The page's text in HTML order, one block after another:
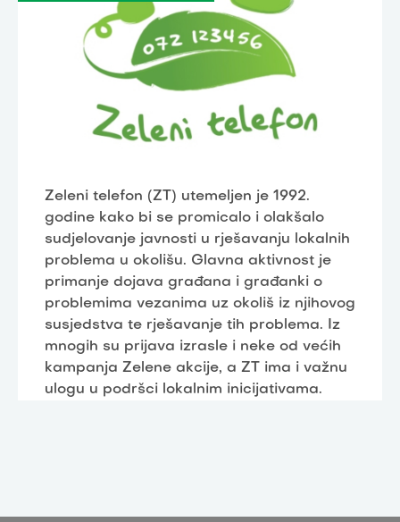
Zeleni telefon (ZT) utemeljen je 1992.
godine kako bi se promicalo i olakšalo
sudjelovanje javnosti u rješavanju lokalnih
problema u okolišu. Glavna aktivnost je
primanje dojava građana i građanki o
problemima vezanima uz okoliš iz njihovog
susjedstva te rješavanje tih problema. Iz
mnogih su prijava izrasle i neke od većih
kampanja Zelene akcije, a ZT ima i važnu
ulogu u podršci lokalnim inicijativama.